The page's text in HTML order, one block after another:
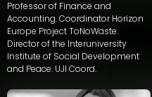
Professor of Finance and
Accounting. Coordinator Horizon
Europe ProjectToNoWaste.
Director of the Interuniversity
Institute of Social Development
and Peace. UJI Coord.